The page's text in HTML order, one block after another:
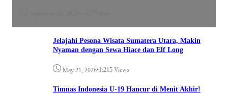
Jelajahi Pesona Wisata Sumatera Utara, Makin
Nyaman dengan Sewa Hiace dan Elf Long
May 21, 2026•1.215 Views
Timnas Indonesia U-19 Hancur di Menit Akhir!